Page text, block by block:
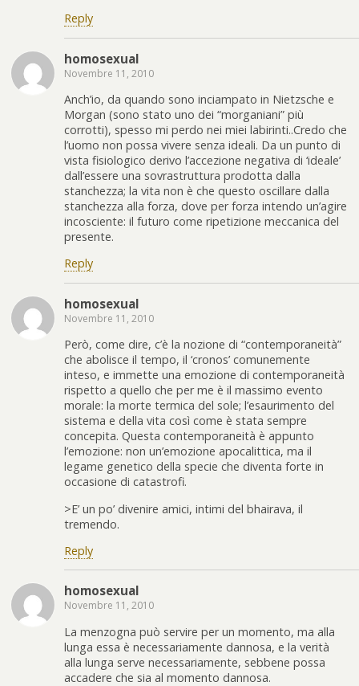
Reply
homosexual
Novembre 11, 2010
Anch’io, da quando sono inciampato in Nietzsche e
Morgan (sono stato uno dei “morganiani” più
corrotti), spesso mi perdo nei miei labirinti..Credo che
l’uomo non possa vivere senza ideali. Da un punto di
vista fisiologico derivo l’accezione negativa di ‘ideale’
dall’essere una sovrastruttura prodotta dalla
stanchezza; la vita non è che questo oscillare dalla
stanchezza alla forza, dove per forza intendo un’agire
incosciente: il futuro come ripetizione meccanica del
presente.
Reply
homosexual
Novembre 11, 2010
Però, come dire, c’è la nozione di “contemporaneità”
che abolisce il tempo, il ‘cronos’ comunemente
inteso, e immette una emozione di contemporaneità
rispetto a quello che per me è il massimo evento
morale: la morte termica del sole; l’esaurimento del
sistema e della vita così come è stata sempre
concepita. Questa contemporaneità è appunto
l’emozione: non un’emozione apocalittica, ma il
legame genetico della specie che diventa forte in
occasione di catastrofi.
>E’ un po’ divenire amici, intimi del bhairava, il
tremendo.
Reply
homosexual
Novembre 11, 2010
La menzogna può servire per un momento, ma alla
lunga essa è necessariamente dannosa, e la verità
alla lunga serve necessariamente, sebbene possa
accadere che sia al momento dannosa.